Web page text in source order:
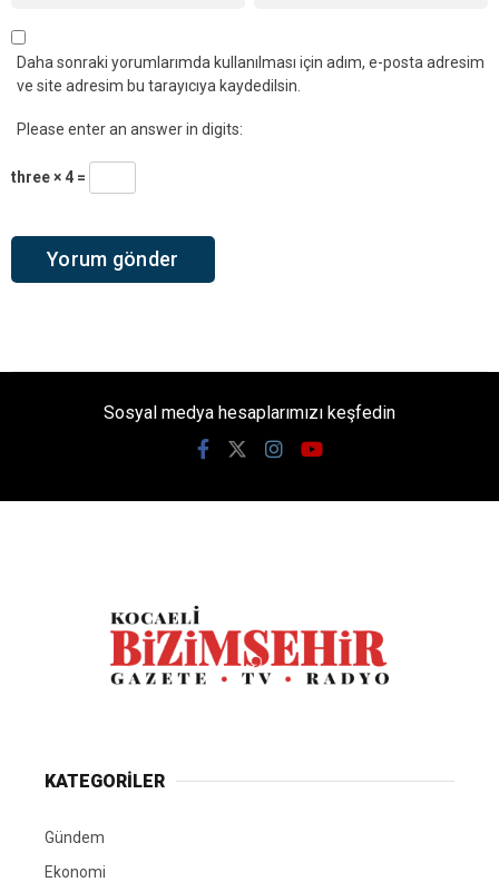
Daha sonraki yorumlarımda kullanılması için adım, e-posta adresim
ve site adresim bu tarayıcıya kaydedilsin.
Please enter an answer in digits:
three × 4 =
Sosyal medya hesaplarımızı keşfedin
KATEGORİLER
Gündem
Ekonomi